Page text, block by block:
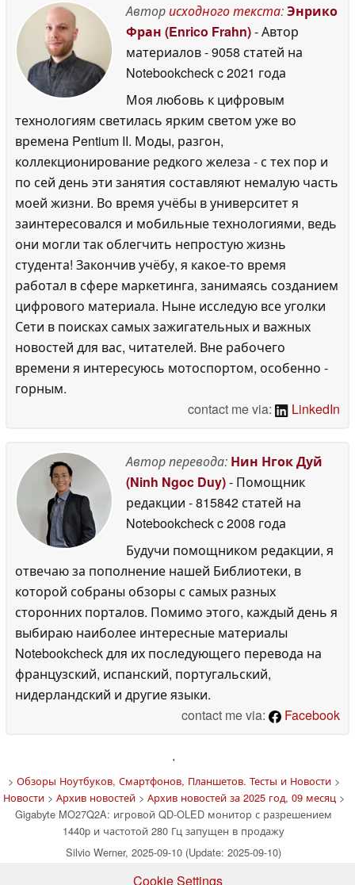
Авторисходного текста:Энрико
Фран (Enrico Frahn)- Автор
материалов- 9058 статей на
Notebookcheckc 2021 года
Моя любовь к цифровым
технологиям светилась ярким светом уже во
времена Pentium II. Моды, разгон,
коллекционирование редкого железа - с тех пор и
по сей день эти занятия составляют немалую часть
моей жизни. Во время учёбы в университет я
заинтересовался и мобильные технологиями, ведь
они могли так облегчить непростую жизнь
студента! Закончив учёбу, я какое-то время
работал в сфере маркетинга, занимаясь созданием
цифрового материала. Ныне исследую все уголки
Сети в поисках самых зажигательных и важных
новостей для вас, читателей. Вне рабочего
времени я интересуюсь мотоспортом, особенно -
горным.
contact me via:
LinkedIn
Автор перевода: Нин Нгок Дуй
(Ninh Ngoc Duy)- Помощник
редакции - 815842 статей на
Notebookcheckc 2008 года
Будучи помощником редакции, я
отвечаю за пополнение нашей Библиотеки, в
которой собраны обзоры с самых разных
сторонних порталов. Помимо этого, каждый день я
выбираю наиболее интересные материалы
Notebookcheck для их последующего перевода на
французский, испанский, португальский,
нидерландский и другие языки.
contact me via:
Facebook
'
> Обзоры Ноутбуков, Смартфонов, Планшетов. Тесты и Новости>
Новости> Архив новостей> Архив новостей за 2025 год, 09 месяц>
Gigabyte MO27Q2A: игровой QD-OLED монитор с разрешением
1440p и частотой 280 Гц запущен в продажу
Silvio Werner, 2025-09-10 (Update: 2025-09-10)
Cookie Settings